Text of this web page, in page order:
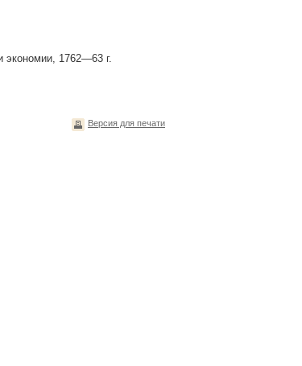
экономии, 1762—63 г.
Версия для печати